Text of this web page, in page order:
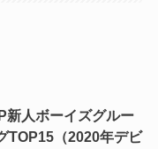
新人ボーイズグルー
TOP15（2020年デビ